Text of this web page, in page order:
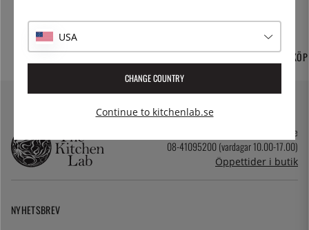
FRI FRAKT OCH
HEMLEVERANS
TUSENTALS PRODUKTER 365 DAGARS ÖPPET KÖP
kundservice@kitchenlab.se
08-41095200 (vardagar 10.00-17.00)
Öppettider i butik
NYHETSBREV
USA
CHANGE COUNTRY
Continue to kitchenlab.se